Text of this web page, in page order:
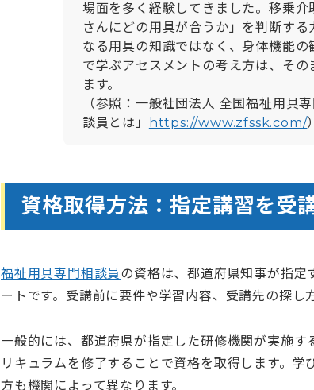
場面を多く経験してきました。移乗
さんにどの用具が合うか」を判断す
なる用具の知識ではなく、身体機能
で学ぶアセスメントの考え方は、そ
ます。
（参照：一般社団法人 全国福祉用具
談員とは」
https://www.zfssk.com/）
資格取得方法：指定講習を受
福祉用具専門相談員 の資格は、都道府県知事が指定
ートです。受講前に要件や学習内容、受講先の探し
一般的には、都道府県が指定した研修機関が実施
リキュラムを修了することで資格を取得します。
方も機関によって異なります。